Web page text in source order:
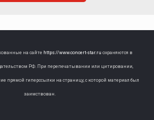
на сайте https://www.concert-star.ru охраняются в
РФ. При перепечатывании или цитировании,
прямой гиперссылки на страницу, с которой материал был
заимствован.